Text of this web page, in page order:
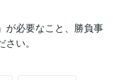
が必要なこと、勝負事
い。